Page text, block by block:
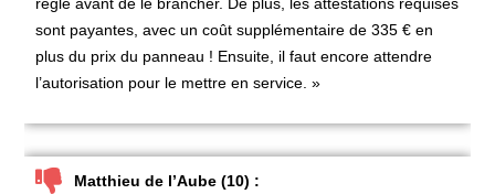
règle avant de le brancher. De plus, les attestations requises
sont payantes, avec un coût supplémentaire de 335 € en
plus du prix du panneau ! Ensuite, il faut encore attendre
l’autorisation pour le mettre en service. »
Matthieu de l’Aube (10) :